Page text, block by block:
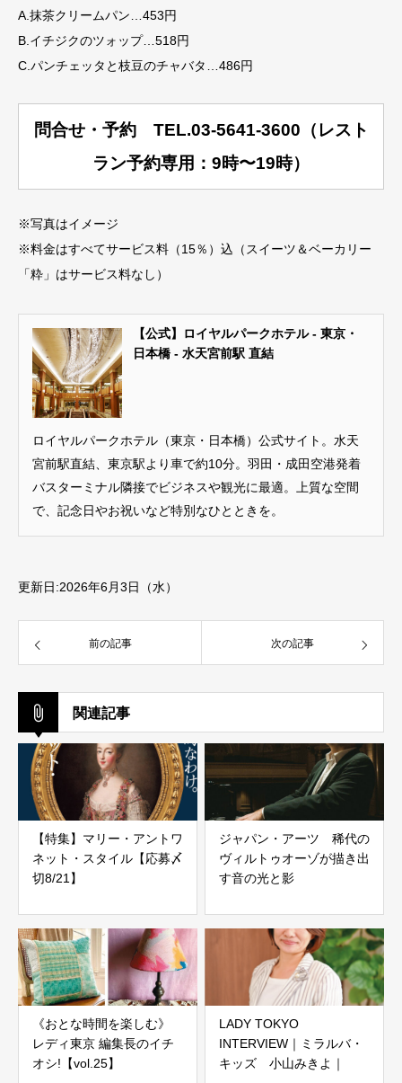
A.抹茶クリームパン…453円
B.イチジクのツォップ…518円
C.パンチェッタと枝豆のチャバタ…486円
問合せ・予約 TEL.03-5641-3600（レスト
ラン予約専用：9時〜19時）
※写真はイメージ
※料金はすべてサービス料（15％）込（スイーツ＆ベーカリー
「粋」はサービス料なし）
【公式】ロイヤルパークホテル - 東京・
日本橋 - 水天宮前駅 直結
ロイヤルパークホテル（東京・日本橋）公式サイト。水天
宮前駅直結、東京駅より車で約10分。羽田・成田空港発着
バスターミナル隣接でビジネスや観光に最適。上質な空間
で、記念日やお祝いなど特別なひとときを。
更新日:2026年6月3日（水）
前の記事 次の記事
関連記事
【特集】マリー・アントワ
ネット・スタイル【応募〆
切8/21】
ジャパン・アーツ 稀代の
ヴィルトゥオーゾが描き出
す音の光と影
《おとな時間を楽しむ》
レディ東京 編集長のイチ
オシ!【vol.25】
LADY TOKYO
INTERVIEW｜ミラルバ・
キッズ 小山みきよ｜